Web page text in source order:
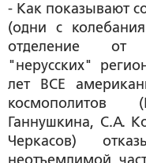
- Как показывают
(одни с
отделение от
"нерусских"
лет ВСЕ
Ганнушкина, С.А.
Черкасов)
неотъемлимой